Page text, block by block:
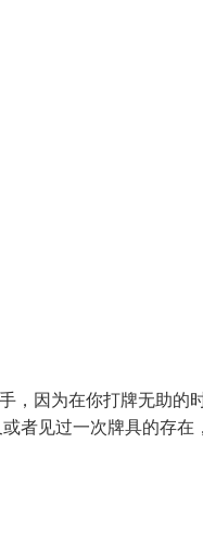
，因为在你打牌无助的
者见过一次牌具的存在